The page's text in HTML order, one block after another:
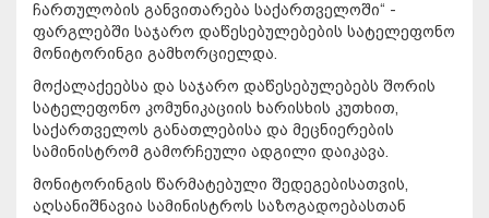
ჩართულობის განვითარება საქართველოში“ -
ფარგლებში საჯარო დაწესებულებების სატელეფონო
მონიტორინგი გამხორციელდა.
მოქალაქეებსა და საჯარო დაწესებულებებს შორის
სატელეფონო კომუნიკაციის ხარისხის კუთხით,
საქართველოს განათლებისა და მეცნიერების
სამინისტრომ გამორჩეული ადგილი დაიკავა.
მონიტორინგის წარმატებული შედეგებისათვის,
აღსანიშნავია სამინისტროს საზოგადოებასთან